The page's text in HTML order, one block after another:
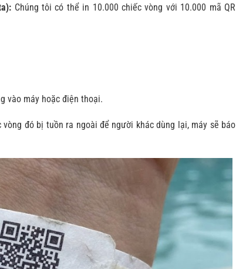
Chúng tôi có thể in 10.000 chiếc vòng với 10.000 mã QR
vào máy hoặc điện thoại.
vòng đó bị tuồn ra ngoài để người khác dùng lại, máy sẽ báo